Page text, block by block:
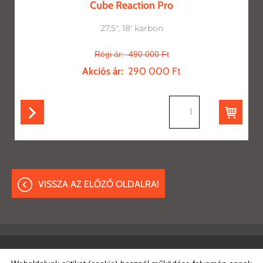
Cube Reaction Pro
27,5", 18' karbon
Régi ár:490 000 Ft
Akciós ár: 290 000 Ft
VISSZA AZ ELŐZŐ OLDALRA!